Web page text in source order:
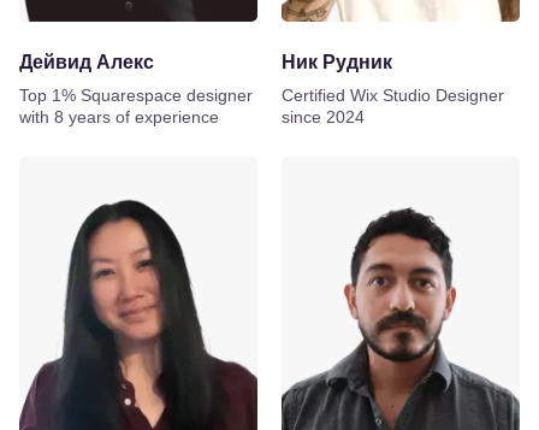
Дейвид Алекс
Top 1% Squarespace designer
with 8 years of experience
Ник Рудник
Certified Wix Studio Designer
since 2024